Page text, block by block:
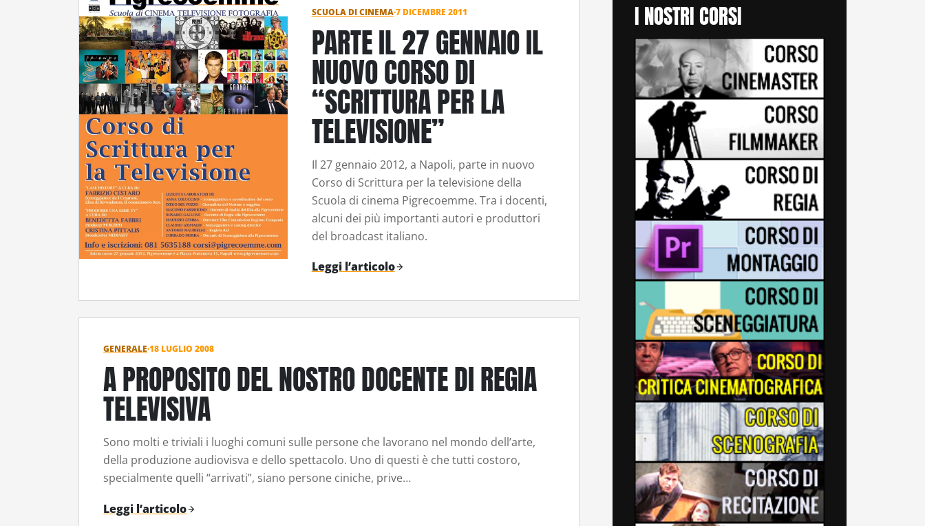
SCUOLA DI CINEMA·7 DICEMBRE 2011
PARTE IL 27 GENNAIO IL
NUOVO CORSO DI
“SCRITTURA PER LA
TELEVISIONE”
Il 27 gennaio 2012, a Napoli, parte in nuovo
Corso di Scrittura per la televisione della
Scuola di cinema Pigrecoemme. Tra i docenti,
alcuni dei più importanti autori e produttori
del broadcast italiano.
Leggi l’articolo
GENERALE·18 LUGLIO 2008
A PROPOSITO DEL NOSTRO DOCENTE DI REGIA
TELEVISIVA
Sono molti e triviali i luoghi comuni sulle persone che lavorano nel mondo dell’arte,
della produzione audiovisva e dello spettacolo. Uno di questi è che tutti costoro,
specialmente quelli “arrivati”, siano persone ciniche, prive…
Leggi l’articolo
I NOSTRI CORSI